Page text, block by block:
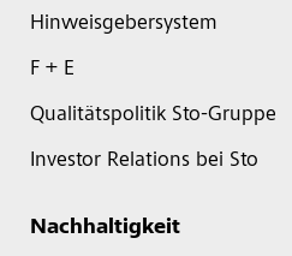
Hinweisgebersystem
F + E
Qualitätspolitik Sto-Gruppe
Investor Relations bei Sto
Nachhaltigkeit